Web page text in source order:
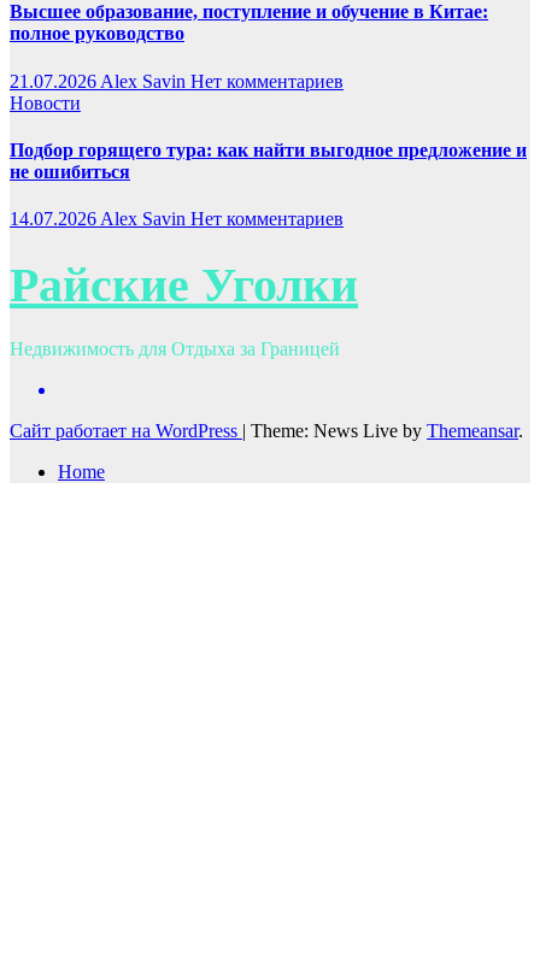
Высшее образование, поступление и обучение в Китае:
полное руководство
21.07.2026 Alex Savin Нет комментариев
Новости
Подбор горящего тура: как найти выгодное предложение и
не ошибиться
14.07.2026 Alex Savin Нет комментариев
Райские Уголки
Недвижимость для Отдыха за Границей
Сайт работает на WordPress | Theme: News Live by Themeansar.
Home